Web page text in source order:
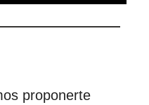
proponerte